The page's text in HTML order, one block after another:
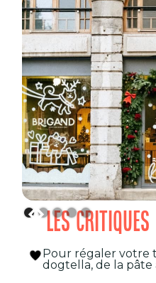
LES
Pour régaler votre
dogtella, de la